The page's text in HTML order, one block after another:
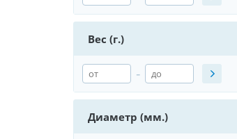
Вес (г.)
-
Диаметр (мм.)